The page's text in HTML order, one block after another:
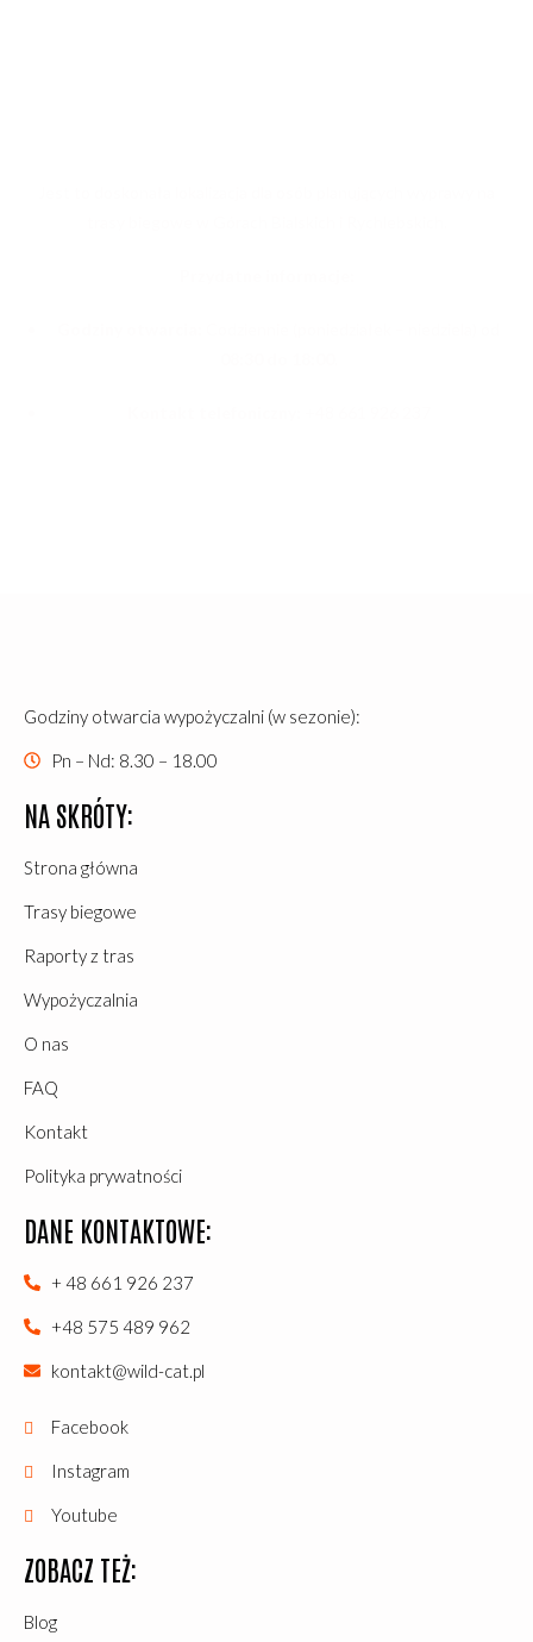
Godziny otwarcia wypożyczalni (w sezonie):
Pn – Nd: 8.30 – 18.00
NA SKRÓTY:
Strona główna
Trasy biegowe
Raporty z tras
Wypożyczalnia
O nas
FAQ
Kontakt
Polityka prywatności
DANE KONTAKTOWE:
+ 48 661 926 237
+48 575 489 962
kontakt@wild-cat.pl
Facebook
Instagram
Youtube
ZOBACZ TEŻ:
Blog